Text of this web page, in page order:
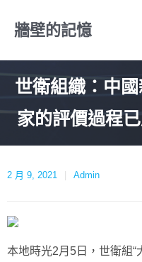
牆壁的記憶
世衛組織：中
家的評價過程
2 月 9, 2021 Admin
本地時光2月5日，世衛組“